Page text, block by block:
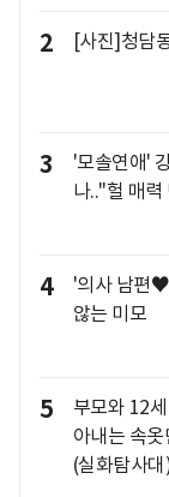
2 [사진]청담
3
'모솔연애'
나.."헐 매
4
'의사 남편
않는 미모
5
부모와 12
아내는 속
(실화탐사